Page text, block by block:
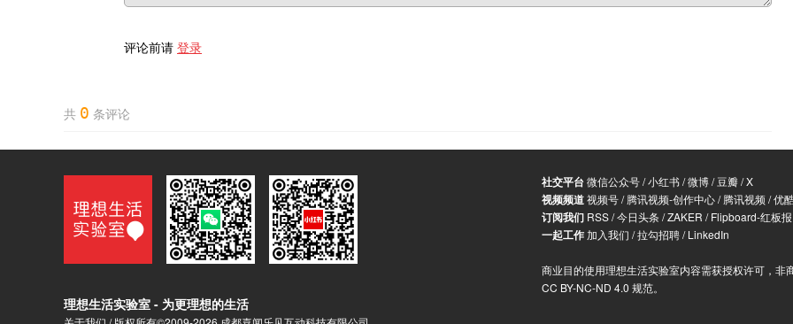
评论前请 登录
共 0 条评论
理想生活实验室 - 为更理想的生活
社交平台微信公众号/小红书/微博/豆瓣/X
视频频道视频号/腾讯视频-创作中心/腾讯视频/优
订阅我们 RSS/今日头条 /ZAKER /Flipboard-红板报
一起工作加入我们 /拉勾招聘/LinkedIn
商业目的使用理想生活实验室内容需获授权许可，非
CC BY-NC-ND 4.0 规范。